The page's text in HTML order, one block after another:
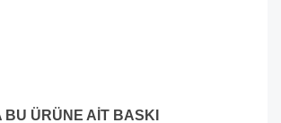
BU ÜRÜNE AİT BASKI